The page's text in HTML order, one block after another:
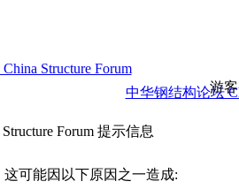
游
中华钢结构论坛
Forum 提示信息
可能因以下原因之一造成: